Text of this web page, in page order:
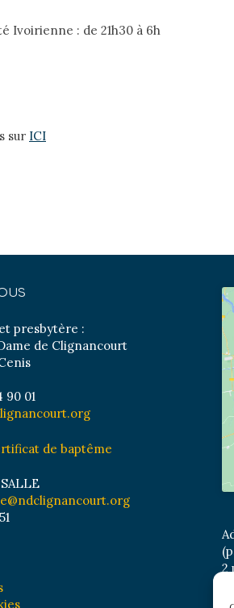
Ivoirienne : de 21h30 à 6h
sur ICI
presbytère :
de Clignancourt
90 01
de baptême
2